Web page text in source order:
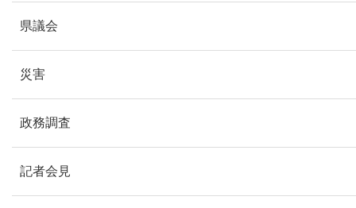
県議会
災害
政務調査
記者会見